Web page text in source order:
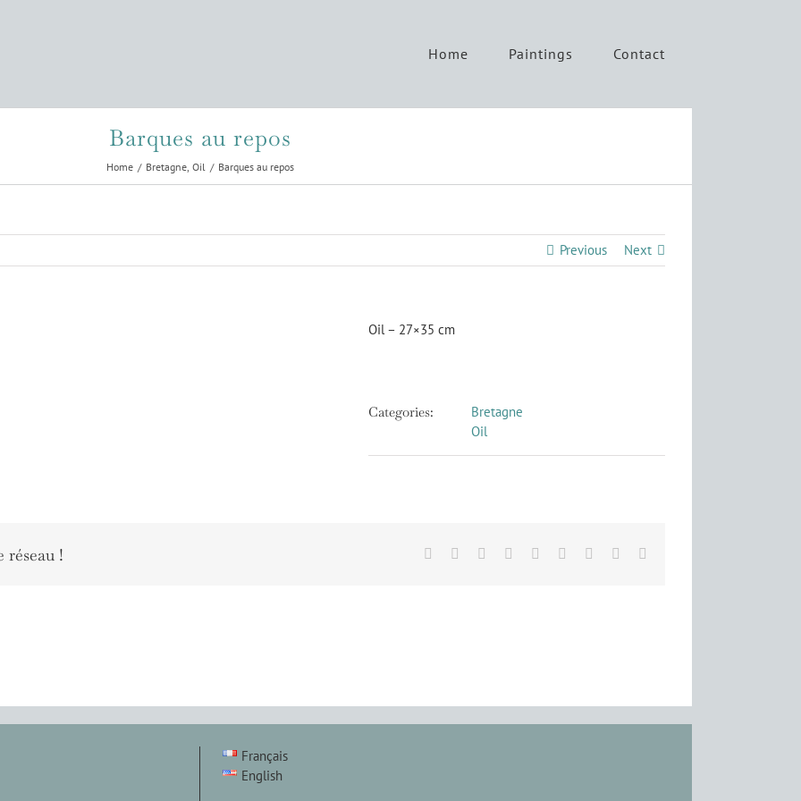
Home Paintings Contact
Barques au repos
Home Bretagne Oil Barques au repos
Previous Next
Oil – 27×35 cm
Categories:
Bretagne
Oil
réseau ! Facebook Reddit LinkedInWhatsApp
TumblrPinterest
Français
English